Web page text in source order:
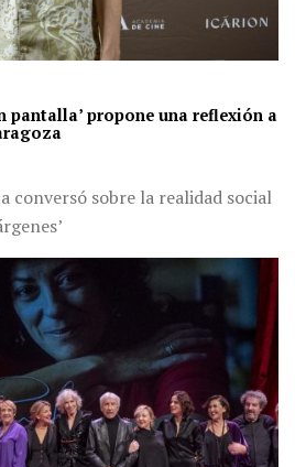
pantalla’ propone una reflexión a
conversó sobre la realidad social